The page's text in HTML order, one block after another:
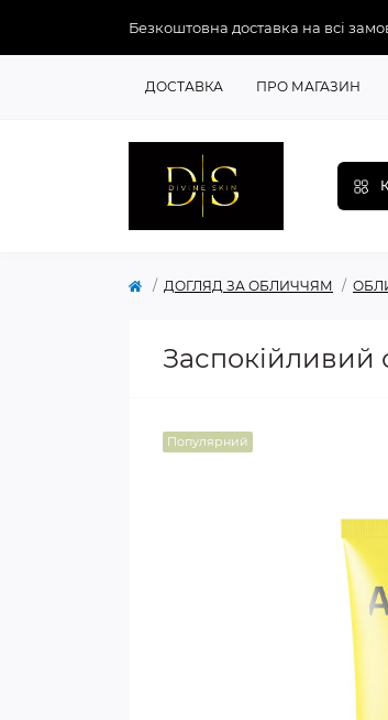
Безкоштовна доставка на всі
ДОСТАВКА ПРО МАГАЗИН
ДОГЛЯД ЗА ОБЛИЧЧЯМ
Заспокійливий
Популярний